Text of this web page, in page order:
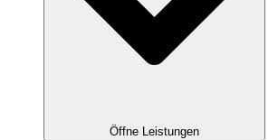
Öffne Leistungen